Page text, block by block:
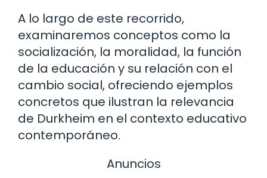
A lo largo de este recorrido,
examinaremos conceptos como la
socialización, la moralidad, la función
de la educación y su relación con el
cambio social, ofreciendo ejemplos
concretos que ilustran la relevancia
de Durkheim en el contexto educativo
contemporáneo.
Anuncios